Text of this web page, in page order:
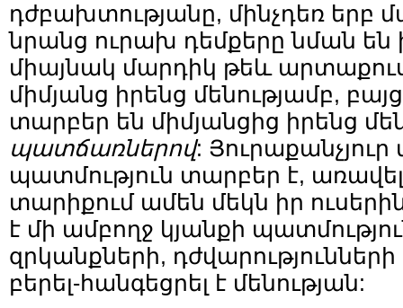
դժբախտությանը, մինչդեռ երբ
նրանց ուրախ դեմքերը նման են
միայնակ մարդիկ թեև
միմյանց իրենց մենությամբ,
տարբեր են միմյանցից իրենց
պատճառներով:
պատմություն տարբեր է,
տարիքում ամեն մեկն իր
է մի ամբողջ կյանքի
զրկանքների, դժվարությունների
բերել-հանգեցրել է մենության: